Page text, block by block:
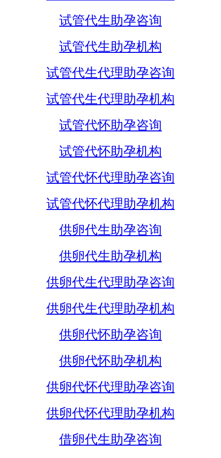
试管代生助孕咨询
试管代生助孕机构
试管代生代理助孕咨询
试管代生代理助孕机构
试管代怀助孕咨询
试管代怀助孕机构
试管代怀代理助孕咨询
试管代怀代理助孕机构
供卵代生助孕咨询
供卵代生助孕机构
供卵代生代理助孕咨询
供卵代生代理助孕机构
供卵代怀助孕咨询
供卵代怀助孕机构
供卵代怀代理助孕咨询
供卵代怀代理助孕机构
借卵代生助孕咨询